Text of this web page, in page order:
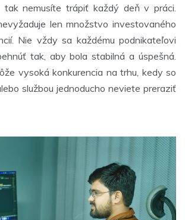
nemusíte trápiť každý deň v práci.
len množstvo investovaného
Nie vždy sa každému podnikateľovi
tak, aby bola stabilná a úspešná.
vysoká konkurencia na trhu, kedy so
službou jednoducho neviete preraziť